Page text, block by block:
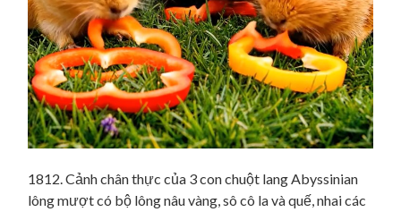
1812. Cảnh chân thực của 3 con chuột lang Abyssinian
lông mượt có bộ lông nâu vàng, sô cô la và quế, nhai các